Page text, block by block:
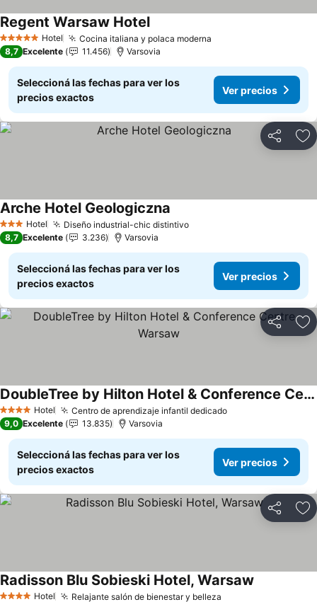
5 Estrellas Hotel Cocina italiana y polaca moderna
Regent Warsaw HotelVer precios
8,7 Excelente 11.456 Varsovia
Seleccioná las fechas para ver los
precios exactos
Ver precios
Compartir
3 Estrellas
Hotel Diseño industrial-chic distintivoVer precios
Arche Hotel Geologiczna
8,7 Excelente 3.236 Varsovia
Seleccioná las fechas para ver los
precios exactos
Ver precios
Compartir
4 EstrellasHotel Centro de aprendizaje infantil dedicadoVer precios
DoubleTree by Hilton Hotel & Conference Centre Warsaw
Ver precios
9,0 Excelente 13.835 Varsovia
Seleccioná las fechas para ver los
precios exactos
Ver precios
Compartir
Hotel Relajante salón de bienestar y belleza
Radisson Blu Sobieski Hotel, Warsaw